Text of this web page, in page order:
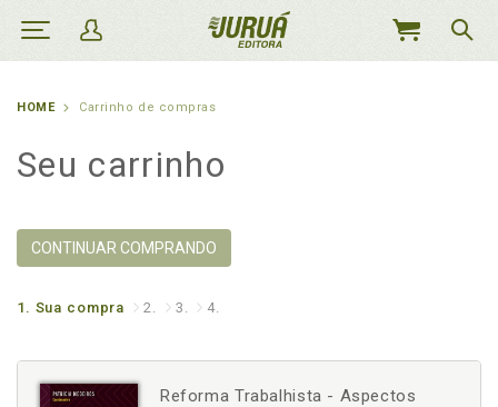
MEU
HOME Carrinho de compras
Seu carrinho
CONTINUAR COMPRANDO
1. Sua compra 2. 3. 4.
Reforma Trabalhista - Aspectos